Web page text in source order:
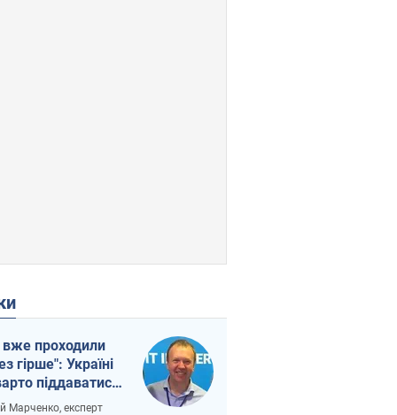
проходили
гірше": Україні
піддаватися
через
Марченко, експерт